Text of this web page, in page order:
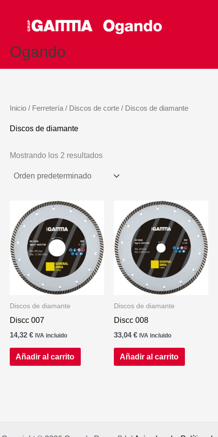
contenido
Ogando
Inicio / Ferretería / Discos de corte / Discos de diamante
Discos de diamante
Mostrando los 2 resultados
Discos de diamante
Discc 007
14,32 € IVA incluido
Añadir al carrito
Discos de diamante
Discc 008
33,04€ IVA incluido
Añadir al carrito